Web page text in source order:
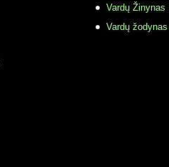
Vardų Žinynas
Vardų